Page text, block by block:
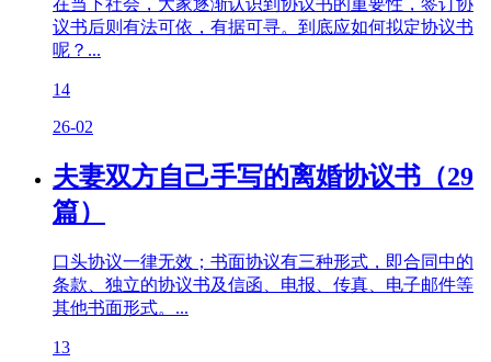
在当下社会，大家逐渐认识到协议书的重要性，签订协
议书后则有法可依，有据可寻。到底应如何拟定协议书
呢？...
14
26-02
夫妻双方自己手写的离婚协议书（29
篇）
口头协议一律无效；书面协议有三种形式，即合同中的
条款、独立的协议书及信函、电报、传真、电子邮件等
其他书面形式。...
13